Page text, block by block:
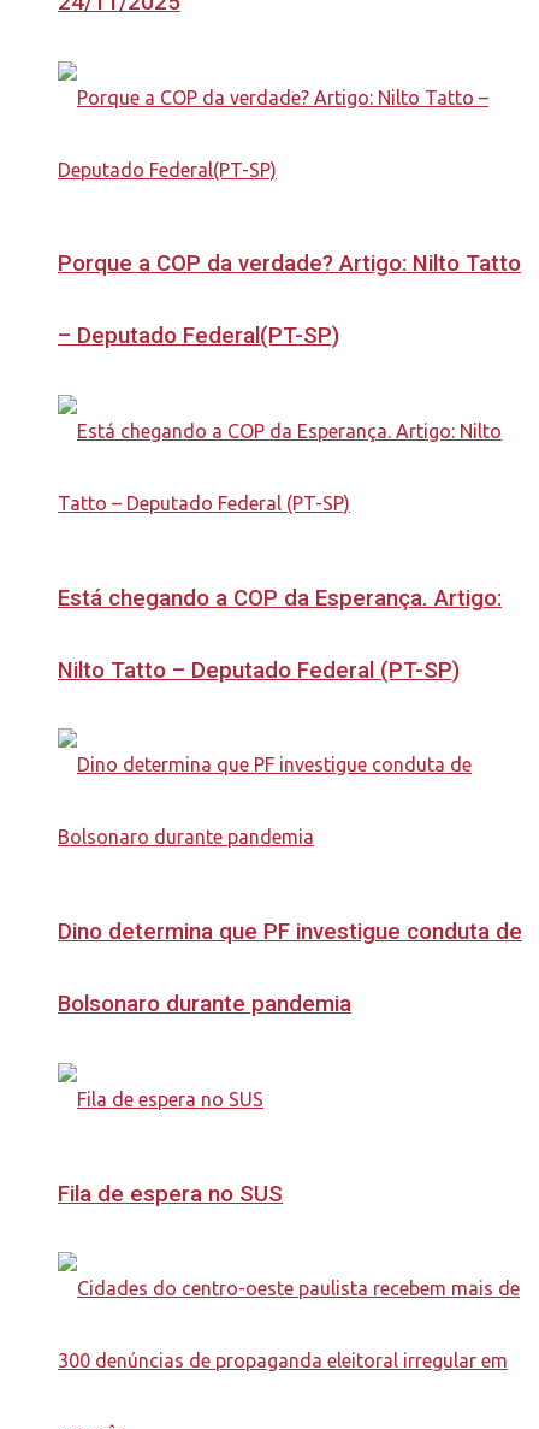
Porque a COP da verdade? Artigo: Nilto Tatto
– Deputado Federal(PT-SP)
Está chegando a COP da Esperança. Artigo:
Nilto Tatto – Deputado Federal (PT-SP)
Dino determina que PF investigue conduta de
Bolsonaro durante pandemia
Fila de espera no SUS